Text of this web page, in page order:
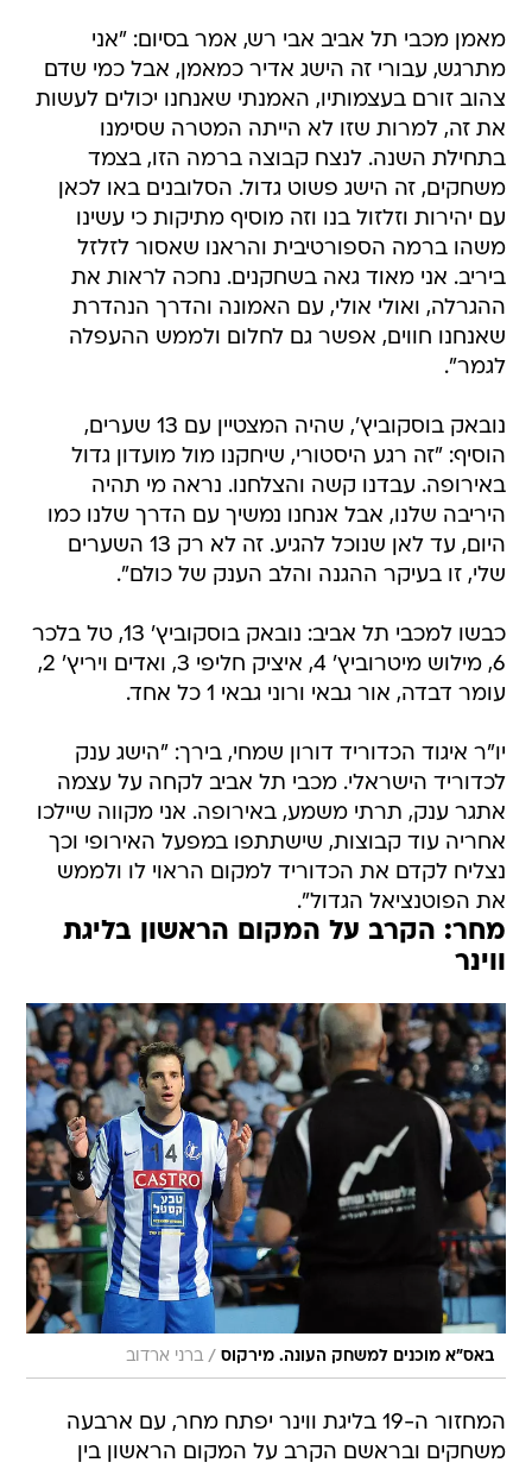
מאמן מכבי תל אביב אבי רש, אמר בסיום: "אני
מתרגש, עבורי זה הישג אדיר כמאמן, אבל כמי שדם
צהוב זורם בעצמותיו, האמנתי שאנחנו יכולים לעשות
את זה, למרות שזו לא הייתה המטרה שסימנו
בתחילת השנה. לנצח קבוצה ברמה הזו, בצמד
משחקים, זה הישג פשוט גדול. הסלובנים באו לכאן
עם יהירות וזלזול בנו וזה מוסיף מתיקות כי עשינו
משהו ברמה הספורטיבית והראנו שאסור לזלזל
ביריב. אני מאוד גאה בשחקנים. נחכה לראות את
ההגרלה, ואולי אולי, עם האמונה והדרך הנהדרת
שאנחנו חווים, אפשר גם לחלום ולממש ההעפלה
לגמר".
נובאק בוסקוביץ', שהיה המצטיין עם 13 שערים,
הוסיף: "זה רגע היסטורי, שיחקנו מול מועדון גדול
באירופה. עבדנו קשה והצלחנו. נראה מי תהיה
היריבה שלנו, אבל אנחנו נמשיך עם הדרך שלנו כמו
היום, עד לאן שנוכל להגיע. זה לא רק 13 השערים
שלי, זו בעיקר ההגנה והלב הענק של כולם".
כבשו למכבי תל אביב: נובאק בוסקוביץ' 13, טל בלכר
6, מילוש מיטרוביץ' 4, איציק חליפי 3, ואדים ויריץ' 2,
עומר דבדה, אור גבאי ורוני גבאי 1 כל אחד.
יו"ר איגוד הכדוריד דורון שמחי, בירך: "הישג ענק
לכדוריד הישראלי. מכבי תל אביב לקחה על עצמה
אתגר ענק, תרתי משמע, באירופה. אני מקווה שיילכו
אחריה עוד קבוצות, שישתתפו במפעל האירופי וכך
נצליח לקדם את הכדוריד למקום הראוי לו ולממש
את הפוטנציאל הגדול".
מחר: הקרב על המקום הראשון בליגת
ווינר
באס"א מוכנים למשחק העונה. מירקוס / ברני ארדוב
המחזור ה-19 בליגת ווינר יפתח מחר, עם ארבעה
משחקים ובראשם הקרב על המקום הראשון בין